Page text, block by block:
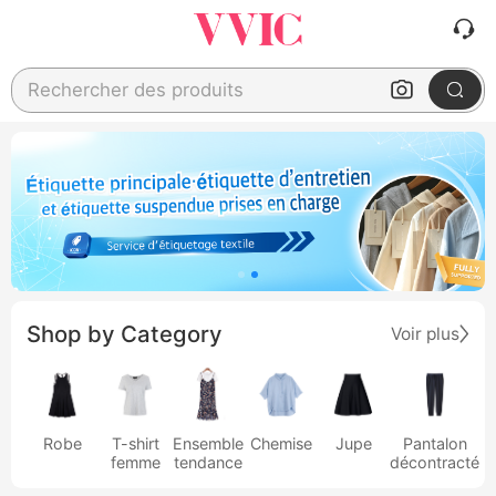
Rechercher des produits
Shop by Category Voir plus
Robe
T-shirt
femme
Ensemble
tendance
Chemise Jupe
Pantalon
décontracté